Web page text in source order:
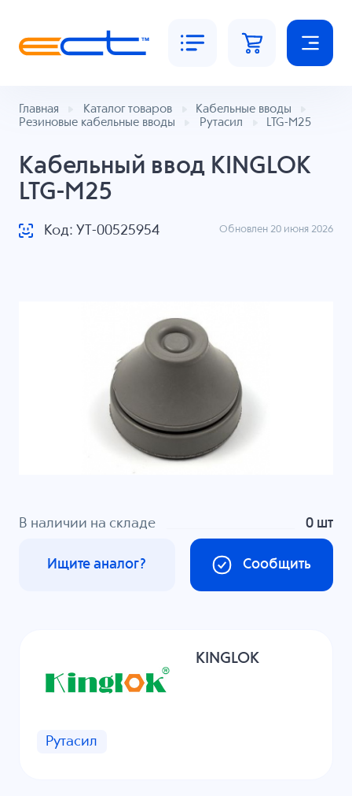
Главная Каталог товаров
Кабельные вводы
Резиновые кабельные вводы
Рутасил LTG-M25
Кабельный ввод KINGLOK
LTG-M25
Код: УТ-00525954 Обновлен 20 июня 2026
В наличии на складе 0 шт
Сообщить
Ищите аналог?
KINGLOK
Рутасил